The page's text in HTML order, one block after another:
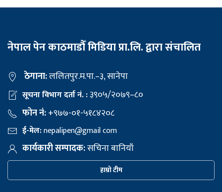
नेपाल पेन काठमाडौँ मिडिया प्रा.लि. द्वारा संचालित
ठेगाना:ललितपुर.म.पा.–३, सानेपा
सूचना विभाग दर्ता नं. :३९०५/२०७९–८०
फोन नं:+९७७-०१-५१८४२०८
ई-मेल:nepalipen@gmail com
कार्यकारी सम्पादक:सचिना बानियाँ
हाम्रो टीम